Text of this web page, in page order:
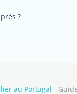
?
au Portugal - Guide